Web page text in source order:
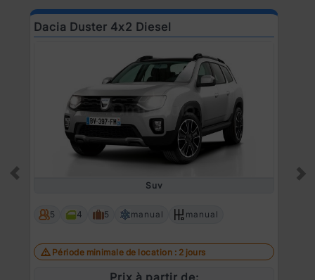
Dacia Duster 4x2 Diesel
Suv
5 4 5 manual manual
Période minimale de location : 2 jours
Prix à partir de: